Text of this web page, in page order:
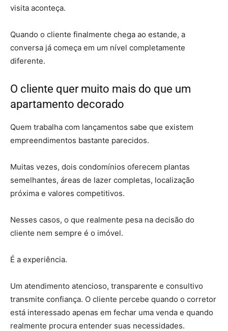
visita aconteça.
Quando o cliente finalmente chega ao estande, a
conversa já começa em um nível completamente
diferente.
O cliente quer muito mais do que um
apartamento decorado
Quem trabalha com lançamentos sabe que existem
empreendimentos bastante parecidos.
Muitas vezes, dois condomínios oferecem plantas
semelhantes, áreas de lazer completas, localização
próxima e valores competitivos.
Nesses casos, o que realmente pesa na decisão do
cliente nem sempre é o imóvel.
É a experiência.
Um atendimento atencioso, transparente e consultivo
transmite confiança. O cliente percebe quando o corretor
está interessado apenas em fechar uma venda e quando
realmente procura entender suas necessidades.